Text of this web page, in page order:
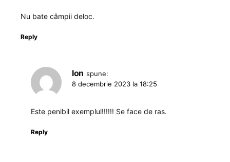
Nu bate câmpii deloc.
Reply
Ion spune:
8 decembrie 2023 la 18:25
Este penibil exemplul!!!!!! Se face de ras.
Reply